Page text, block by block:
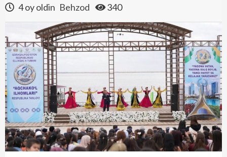
4 oy oldin Behzod 340